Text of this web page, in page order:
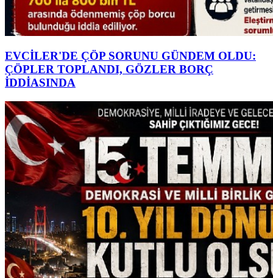
EVCİLER'DE ÇÖP SORUNU GÜNDEM OLDU:
ÇÖPLER TOPLANDI, GÖZLER BORÇ
İDDİASINDA